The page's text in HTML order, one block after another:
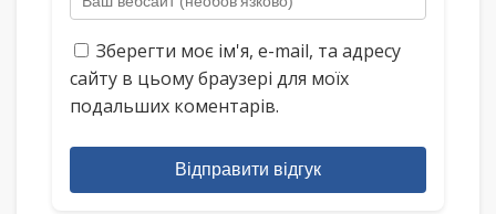
Зберегти моє ім'я, e-mail, та адресу
сайту в цьому браузері для моїх
подальших коментарів.
Відправити відгук